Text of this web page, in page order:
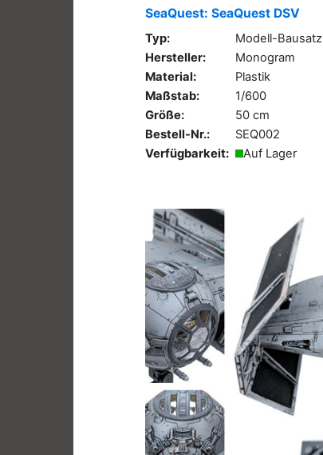
SeaQuest: SeaQuest DSV
Typ:
Modell-Bausatz
Hersteller:
Monogram
Material:
Plastik
Maßstab:
1/600
Größe:
50 cm
Bestell-Nr.:
SEQ002
Verfügbarkeit:
Auf Lager